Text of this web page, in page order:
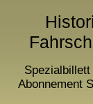
Abonnement